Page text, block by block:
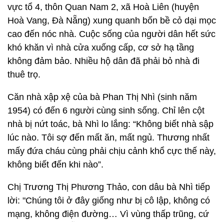
vực tổ 4, thôn Quan Nam 2, xã Hoà Liên (huyện
Hoà Vang, Đà Nẵng) xung quanh bốn bề cỏ dại mọc
cao đến nóc nhà. Cuộc sống của người dân hết sức
khó khăn vì nhà cửa xuống cấp, cơ sở hạ tầng
không đảm bảo. Nhiều hộ dân đã phải bỏ nhà đi
thuê trọ.
Căn nhà xập xệ của bà Phan Thị Nhì (sinh năm
1954) có đến 6 người cùng sinh sống. Chỉ lên cột
nhà bị nứt toác, bà Nhì lo lắng: “Không biết nhà sập
lúc nào. Tôi sợ đến mất ăn, mất ngủ. Thương nhất
mấy đứa cháu cùng phải chịu cảnh khổ cực thế này,
không biết đến khi nào”.
Chị Trương Thị Phương Thảo, con dâu bà Nhì tiếp
lời: "Chúng tôi ở đây giống như bị cô lập, không có
mạng, không điện đường… Vì vùng thấp trũng, cứ